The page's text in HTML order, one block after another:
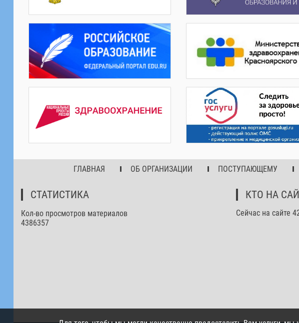
ГЛАВНАЯ ОБ ОРГАНИЗАЦИИ ПОСТУПАЮЩЕМУ
СТАТИСТИКА
Кол-во просмотров материалов
4386357
КТО НА
Сейчас на сайте